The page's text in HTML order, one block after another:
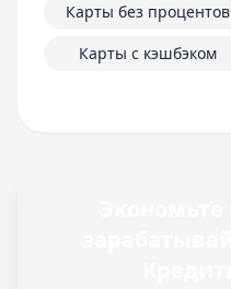
Карты без процентов
Карты с кэшбэком